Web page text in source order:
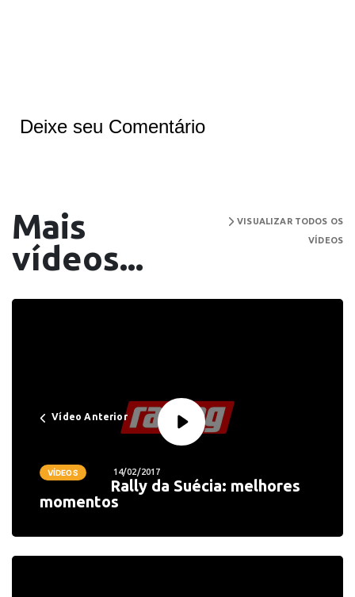
Deixe seu Comentário
Mais
vídeos...
VISUALIZAR TODOS OS
VÍDEOS
Vídeo Anterior
VÍDEOS 14/02/2017
Rally da Suécia: melhores
momentos